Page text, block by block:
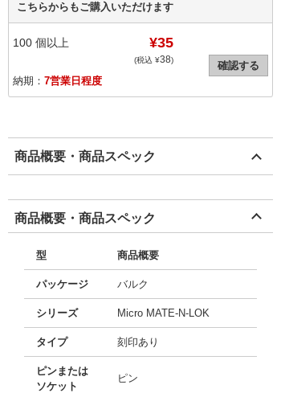
こちらからもご購入いただけます
100 個以上 ¥35
(税込 ¥38)
納期： 7営業日程度
確認する
商品概要・商品スペック
商品概要・商品スペック
型 商品概要
パッケージ バルク
シリーズ Micro MATE-N-LOK
タイプ 刻印あり
ピンまたは
ソケット
ピン